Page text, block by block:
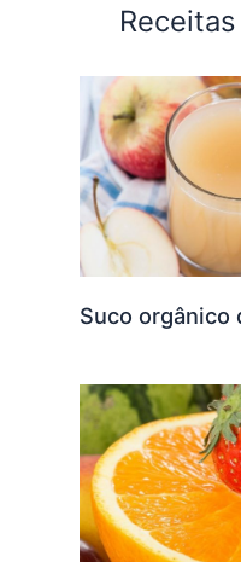
Suco orgânico